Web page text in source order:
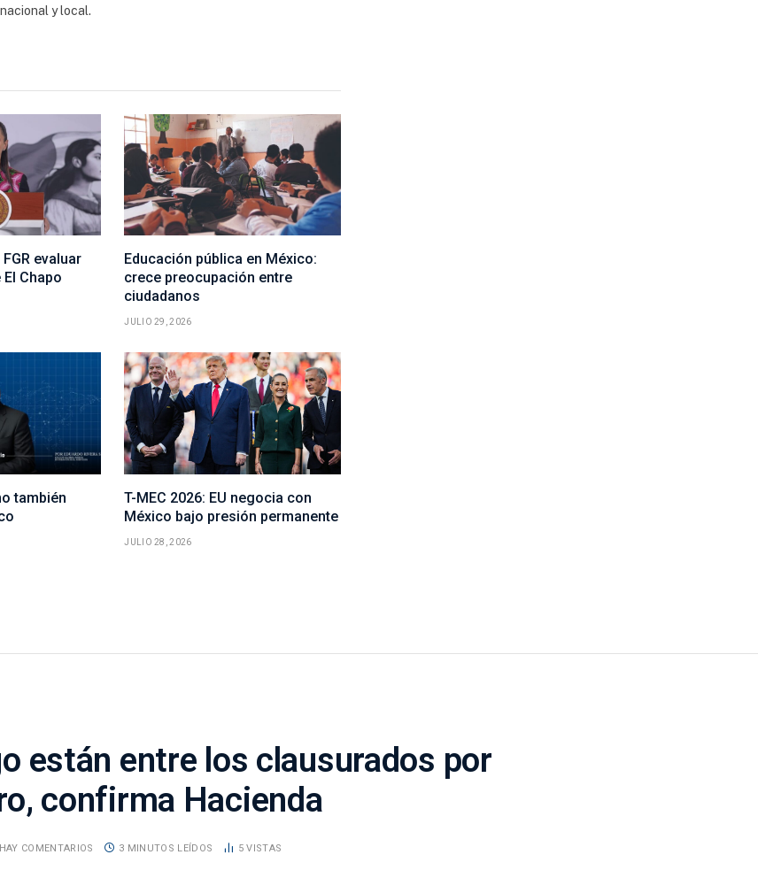
y local.
evaluar
Chapo
Educación pública en México:
crece preocupación entre
ciudadanos
JULIO 29, 2026
también
T-MEC 2026: EU negocia con
México bajo presión permanente
JULIO 28, 2026
están entre los clausurados por
confirma Hacienda
COMENTARIOS 3 MINUTOS LEÍDOS 5VISTAS